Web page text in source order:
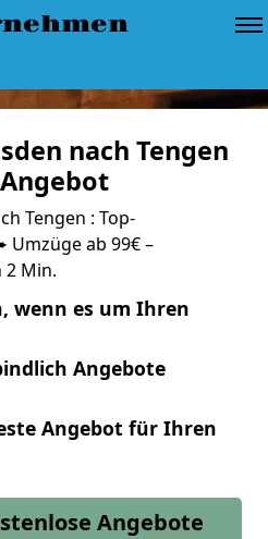
nach Tengen
Tengen : Top-
ab 99€ –
2 Min.
wenn es um Ihren
Angebote
Angebot für Ihren
Angebote